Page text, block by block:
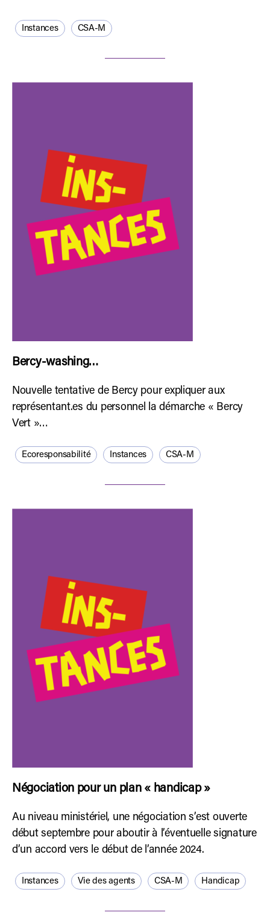
Instances CSA-M
Bercy-washing…
Nouvelle tentative de Bercy pour expliquer aux
représentant.es du personnel la démarche « Bercy
Vert »…
Ecoresponsabilité Instances CSA-M
Négociation pour un plan « handicap »
Au niveau ministériel, une négociation s’est ouverte
début septembre pour aboutir à l’éventuelle signature
d’un accord vers le début de l’année 2024.
Instances Vie des agents CSA-M Handicap